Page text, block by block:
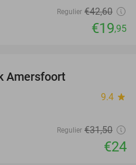
Regulier €42,60
€19,95
Amersfoort
9.4 star
Regulier €31,50
€24